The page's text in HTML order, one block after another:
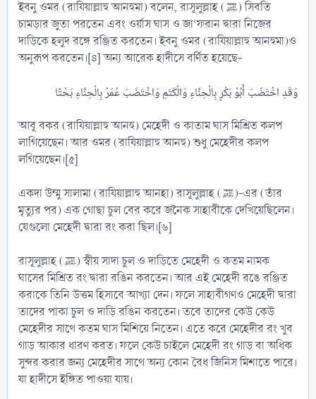
ইবনু ওমর (রাযিয়াল্লাহু আনহুমা) বলেন, রাসূলুল্লাহ (ﷺ) সিবতি
চামড়ার জুতা পরতেন এবং ওর্য়াস ঘাস ও জা‘ফরান দ্বারা নিজের
দাড়িকে হলুদ রঙ্গে রঞ্জিত করতেন। ইবনু ওমর (রাযিয়াল্লাহু আনহুমা)ও
অনুরূপ করতেন।[৪] অন্য আরেক হাদীসে বর্ণিত হয়েছে-
আবূ বকর (রাযিয়াল্লাহু আনহু) মেহেদী ও কাতাম ঘাস মিশ্রিত কলপ
লাগিয়েছেন। আর ওমর (রাযিয়াল্লাহু আনহু) শুধু মেহেদীর কলপ
লগিয়েছেন।[৫]
একদা উম্মু সালামা (রাযিয়াল্লাহু আনহা) রাসূলুল্লাহ (ﷺ)-এর (তাঁর
মৃত্যুর পর) এক গোছা চুল বের করে জনৈক সাহাবীকে দেখিয়েছিলেন।
যেগুলো মেহেদী দ্বারা রং করা ছিল।[৬]
রাসূলুল্লাহ (ﷺ) স্বীয় সাদা চুল ও দাড়িতে মেহেদী ও কতম নামক
ঘাসের মিশ্রিত রং দ্বারা রঙিন করতেন। আর এই মেহেদী রঙে রঞ্জিত
করাকে তিনি উত্তম হিসাবে আখ্যা দেন। ফলে সাহাবীগণও মেহেদী দ্বারা
তাদের পাকা চুল ও দাড়ি রঙিন করতেন। তবে তাদের কেউ কেউ
মেহেদীর সাথে কতম ঘাস মিশিয়ে নিতেন। এতে করে মেহেদীর রং খুব
গাড় আকার ধারণ করত। ফলে কেউ চাইলে মেহেদী রং গাড় বা অধিক
সুন্দর করার জন্য মেহেদীর সাথে অন্য কোন বৈধ জিনিস মিশাতে পারে।
যা হাদীসে ইঙ্গিত পাওয়া যায়।